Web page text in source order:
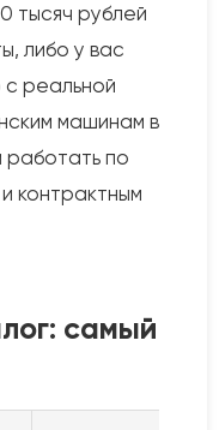
тысяч рублей
либо у вас
реальной
машинам в
по
контрактным
самый